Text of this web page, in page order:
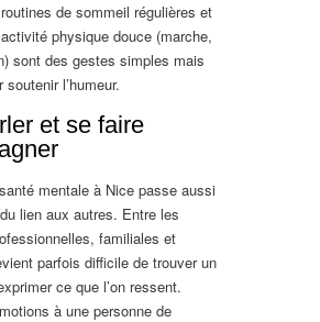
de sommeil régulières et
physique douce (marche,
sont des gestes simples mais
l’humeur.
et se faire
mentale à Nice passe aussi
lien aux autres. Entre les
familiales et
parfois difficile de trouver un
ce que l’on ressent.
à une personne de